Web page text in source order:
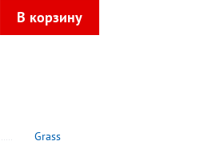
Grass